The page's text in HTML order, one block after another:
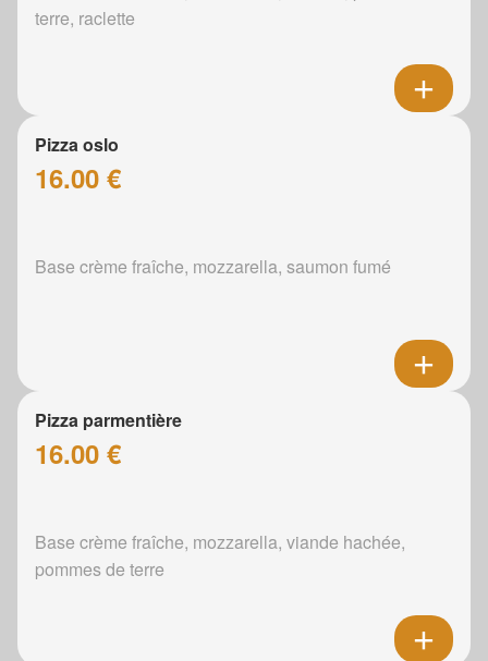
terre, raclette
Pizza oslo
16.00 €
Base crème fraîche, mozzarella, saumon fumé
Pizza parmentière
16.00 €
Base crème fraîche, mozzarella, viande hachée,
pommes de terre